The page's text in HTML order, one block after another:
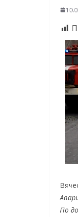
По